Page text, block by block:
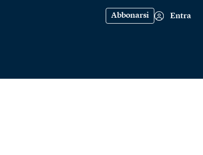
Abbonarsi Entra